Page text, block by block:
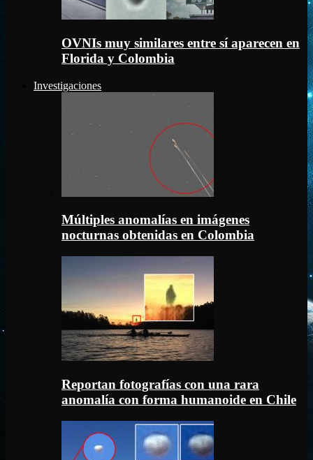
OVNIs muy similares entre sí aparecen en
Florida y Colombia
Investigaciones
Múltiples anomalías en imágenes
nocturnas obtenidas en Colombia
Reportan fotografías con una rara
anomalía con forma humanoide en Chile